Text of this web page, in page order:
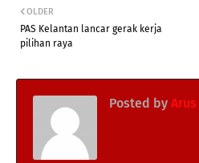
OLDER
PAS Kelantan lancar gerak kerja
pilihan raya
Posted by Arus